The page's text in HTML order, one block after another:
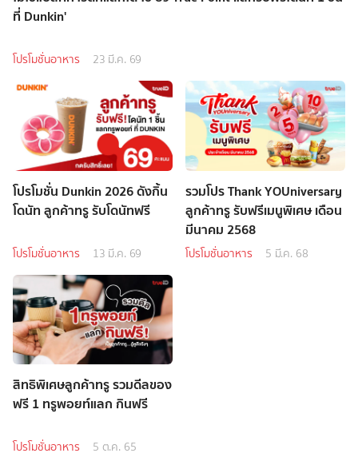
ที่ Dunkin'
โปรโมชั่นอาหาร 23 มี.ค. 69
โปรโมชั่น Dunkin 2026 ดังกิ้น
โดนัท ลูกค้าทรู รับโดนัทฟรี
โปรโมชั่นอาหาร 13 มี.ค. 69
รวมโปร Thank YOUniversary
ลูกค้าทรู รับฟรีเมนูพิเศษ เดือน
มีนาคม 2568
โปรโมชั่นอาหาร 5 มี.ค. 68
สิทธิพิเศษลูกค้าทรู รวมดีลของ
ฟรี 1 ทรูพอยท์แลก กินฟรี
โปรโมชั่นอาหาร 5 ต.ค. 65